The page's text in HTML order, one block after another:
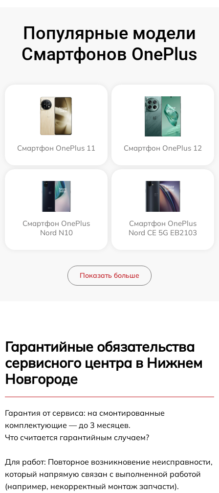
Популярные модели
Смартфонов OnePlus
Смартфон OnePlus 11 Смартфон OnePlus 12
Смартфон OnePlus
Nord N10
Смартфон OnePlus
Nord CE 5G EB2103
Показать больше
Гарантийные обязательства
сервисного центра в Нижнем
Новгороде
Гарантия от сервиса: на смонтированные
комплектующие — до 3 месяцев.
Что считается гарантийным случаем?
Для работ: Повторное возникновение неисправности,
который напрямую связан с выполненной работой
(например, некорректный монтаж запчасти).